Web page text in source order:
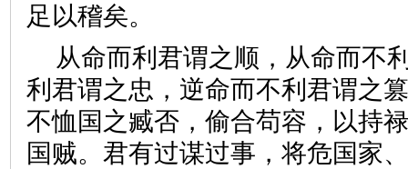
足以稽矣。
从命而利君谓之顺，从命而不
利君谓之忠，逆命而不利君谓之
不恤国之臧否，偷合苟容，以持
国贼。君有过谋过事，将危国家